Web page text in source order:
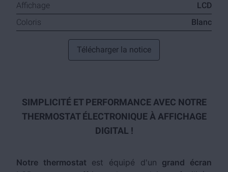
Affichage
LCD
Coloris
Blanc
Télécharger la notice
SIMPLICITÉ ET PERFORMANCE AVEC NOTRE
THERMOSTAT ÉLECTRONIQUE À AFFICHAGE
DIGITAL !
Notre thermostat est équipé d'un grand écran